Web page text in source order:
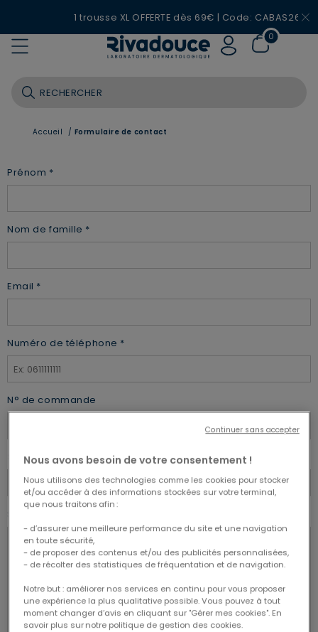
1 trousse XL OFFERTE dès 69€ | Code: CABAS26
0
Accueil / Formulaire de contact
Prénom
Nom de famille
Email
Numéro de téléphone
N° de commande
Sujet:
Saisir un message
Nous avons besoin de votre consentement !
Nous utilisons des technologies comme les cookies pour stocker
et/ou accéder à des informations stockées sur votre terminal,
que nous traitons afin :
- d’assurer une meilleure performance du site et une navigation
en toute sécurité,
- de proposer des contenus et/ou des publicités personnalisées,
- de récolter des statistiques de fréquentation et de navigation.
Notre but : améliorer nos services en continu pour vous proposer
une expérience la plus qualitative possible. Vous pouvez à tout
moment changer d’avis en cliquant sur "Gérer mes cookies". En
savoir plus sur notre politique de gestion des cookies.
Continuer sans accepter